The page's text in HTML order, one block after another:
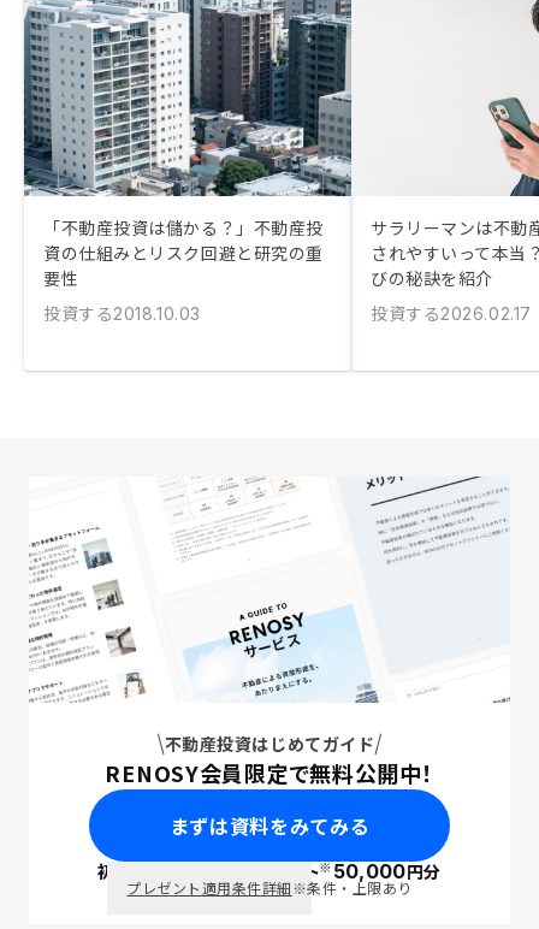
「不動産投資は儲かる？」不動産投
資の仕組みとリスク回避と研究の重
要性
投資する2018.10.03
サラリーマンは不動
されやすいって本当
びの秘訣を紹介
投資する2026.02.17
不動産投資はじめてガイド
RENOSY会員限定で無料公開中！
まずは資料をみてみる
初回面談で ポイント※50,000円分
プレゼント適用条件詳細※条件・上限あり